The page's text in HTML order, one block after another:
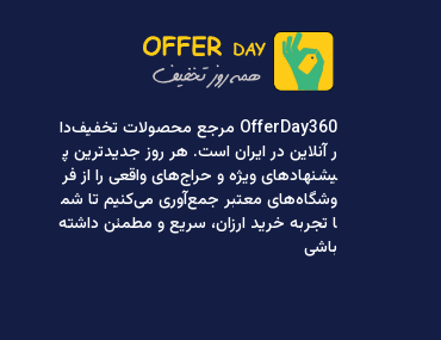
OfferDay360 مرجع محصولات تخفیف‌دا
ر آنلاین در ایران است. هر روز جدیدترین پ
یشنهادهای ویژه و حراج‌های واقعی را از فر
وشگاه‌های معتبر جمع‌آوری می‌کنیم تا شم
ا تجربه خرید ارزان، سریع و مطمئن داشته
باشی